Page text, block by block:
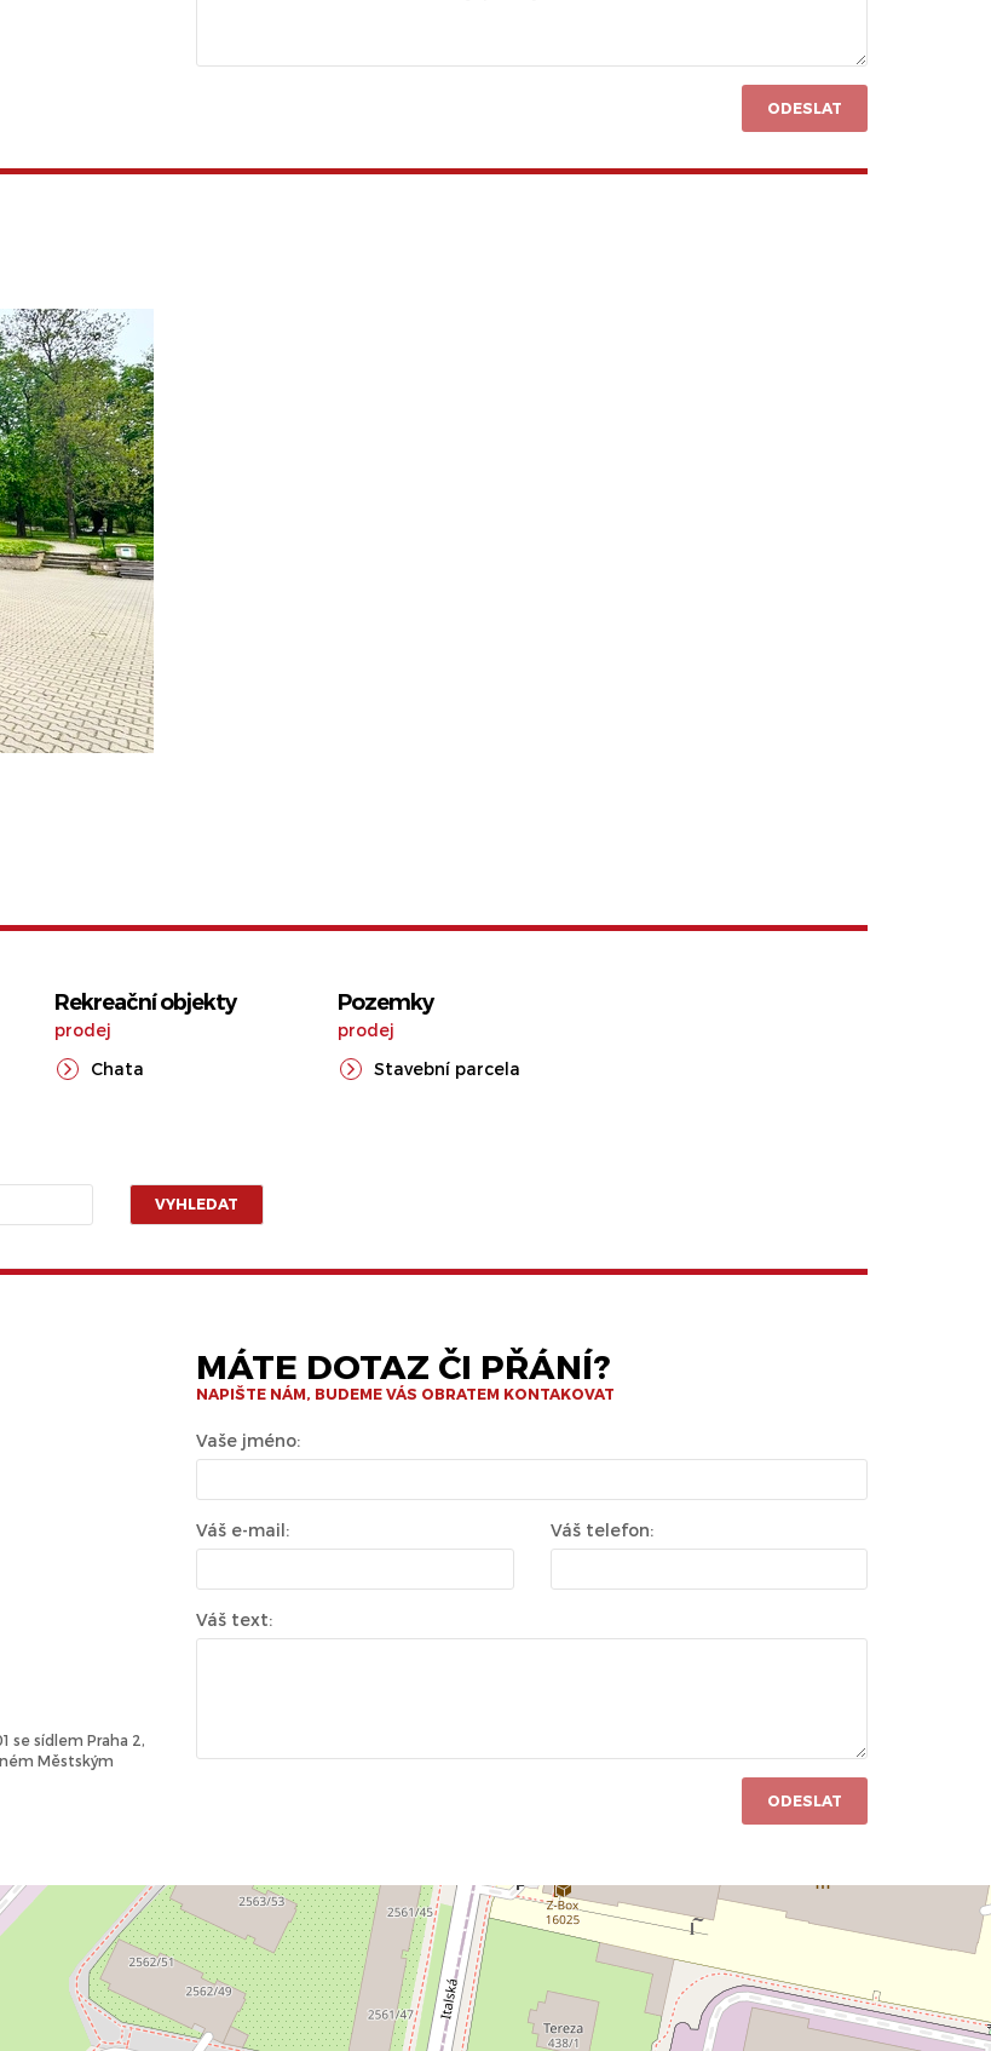
ODESLAT
Rekreační objekty
prodej
Chata
Pozemky
prodej
Stavební parcela
VYHLEDAT
se sídlem Praha 2,
Městským
MÁTE DOTAZ ČI PŘÁNÍ?
NAPIŠTE NÁM, BUDEME VÁS OBRATEM KONTAKOVAT
Vaše jméno:
Váš e-mail: Váš telefon:
Váš text:
ODESLAT